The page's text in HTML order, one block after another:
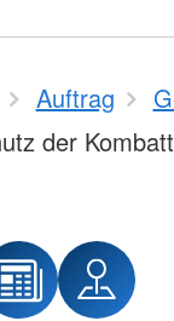
Auftrag
der